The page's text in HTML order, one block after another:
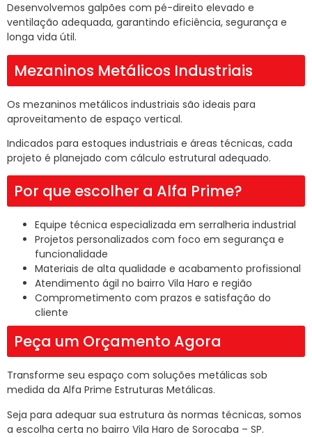
Desenvolvemos galpões com pé-direito elevado e
ventilação adequada, garantindo eficiência, segurança e
longa vida útil.
Mezaninos Metálicos Industriais
Os mezaninos metálicos industriais são ideais para
aproveitamento de espaço vertical.
Indicados para estoques industriais e áreas técnicas, cada
projeto é planejado com cálculo estrutural adequado.
Por que escolher a Alfa Prime?
Equipe técnica especializada em serralheria industrial
Projetos personalizados com foco em segurança e
funcionalidade
Materiais de alta qualidade e acabamento profissional
Atendimento ágil no bairro Vila Haro e região
Comprometimento com prazos e satisfação do
cliente
Peça um Orçamento Agora
Transforme seu espaço com soluções metálicas sob
medida da Alfa Prime Estruturas Metálicas.
Seja para adequar sua estrutura às normas técnicas, somos
a escolha certa no bairro Vila Haro de Sorocaba – SP.